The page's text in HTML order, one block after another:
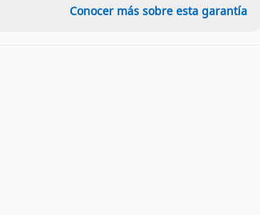
Conocer más sobre esta garantía